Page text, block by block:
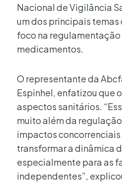
Nacional de Vigilância
um dos principais
foco na
medicamentos.
O representante da
Espinhel, enfatizou que
aspectos sanitários.
muito além da
impactos
transformar a dinâmica
especialmente para as
independentes”,